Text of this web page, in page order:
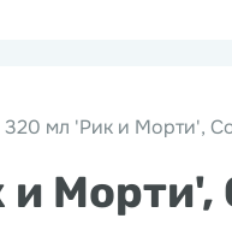
мл 'Рик и Морти',
Морти',